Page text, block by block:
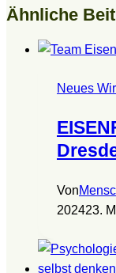
Ähnliche
Neues
Von
202423.